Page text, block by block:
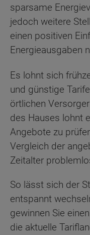
sparsame
jedoch weitere
einen positiven
Energieausgaben
Es lohnt sich
und günstige
örtlichen
des Hauses lohnt
Angebote zu
Vergleich der
Zeitalter
So lässt sich der
entspannt
gewinnen Sie
die aktuelle